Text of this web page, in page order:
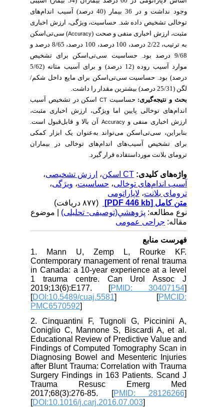
وجود نداشت و در 36 بیمار (40 درصد) آسیب اندام‌های
توخالی تشخیص داده شد. حساسیت، ویژگی، ارزش اخباری
مثبت، ارزش اخباری منفی و صحت (Accuracy) سی‌تی‌اسکن
به ترتیب، 2/22 درصد، 100 درصد، 100 درصد، 8/65 درصد و
9/68 درصد بود.
حساسیت سی‌تی‌اسکن برای تشخیص
موارد آسیبروده
(12 درصد) و برای آسیب مثانه (5/62
درصد) بود. حساسیت سی‌تی‌اسکن برای مایع داخل شکم/
لگن (25/31 درصد) بیشترین مقدار را داشت.
بحث و نتیجه‌گیری:حساسیتCTاسکن در تشخیص آسیب
اندام‌های توخالی پایین اما ویژگی، ارزش اخباری مثبت،
ارزش اخباری منفی و Accuracyآن بالا و قابل‌قبول است.
بنابراین، سی‌تی‌اسکن می‌تواند به‌عنوان یک ابزار کمکی
برای تشخیص آسیب‌های اندام‌های توخالی در بیماران
ترومای بلانت مورداستفاده قرار گیرد.
واژه‌های کلیدی:CT اسکن ،ارزش تشخیصی،
آسیب اندام‌های توخالی،حساسیت،ویژگی،
ترومای بلانت،لاپاراتومی
متن کامل[PDF 446 kb]
نوع مطالعه:پژوهشي(توصیفی- تحلیلی) | موضوع
مقاله:جراحی عمومی
فهرست منابع
1. Mann U, Zemp L, Rourke KF.
Contemporary management of renal trauma
in Canada: a 10-year experience at a level
1 trauma centre. Can Urol Assoc J
2019;13(6):E177. [PMID: 30407154
[DOI:10.5489/cuaj.5581 ] [PMCID:
PMC6570592
2. Cinquantini F, Tugnoli G, Piccinini A,
Coniglio C, Mannone S, Biscardi A, et al.
Educational Review of Predictive Value and
Findings of Computed Tomography Scan in
Diagnosing Bowel and Mesenteric Injuries
after Blunt Trauma: Correlation with Trauma
Surgery Findings in 163 Patients. Scand J
Trauma Resusc Emerg Med
2017;68(3):276-85. [PMID: 28126266
[DOI:10.1016/j.carj.2016.07.003